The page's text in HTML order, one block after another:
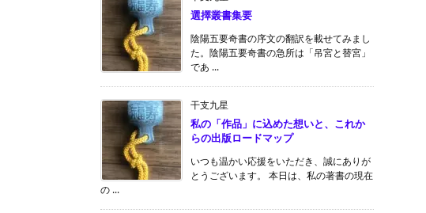
選擇叢書集要
陰陽五要奇書の序文の翻訳を載せてみまし
た。陰陽五要奇書の急所は「吊宮と替宮」
であ ...
干支九星
私の「作品」に込めた想いと、これか
らの出版ロードマップ
いつも温かい応援をいただき、誠にありが
とうございます。 本日は、私の著書の現在
の ...